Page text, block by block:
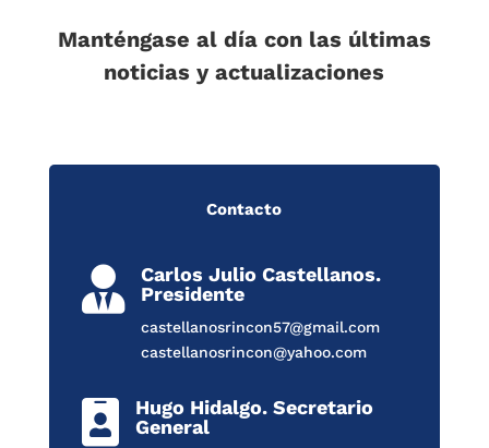
Manténgase al día con las últimas
noticias y actualizaciones
Contacto

Carlos Julio Castellanos.
Presidente
castellanosrincon57@gmail.com
castellanosrincon@yahoo.com

Hugo Hidalgo. Secretario
General